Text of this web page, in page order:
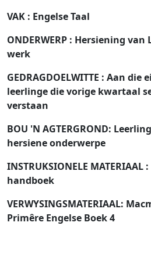
VAK : Engelse Taal
ONDERWERP : Hersiening van
werk
GEDRAGDOELWITTE : Aan die
leerlinge die vorige kwartaal
verstaan
BOU 'N AGTERGROND:
hersiene onderwerpe
INSTRUKSIONELE MATERIAAL
handboek
VERWYSINGSMATERIAAL:
Primêre Engelse Boek 4